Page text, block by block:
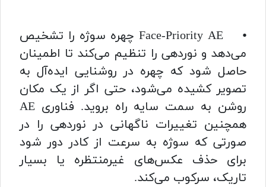
⦁ Face-Priority AE چهره سوژه را تشخیص
می‌دهد و نوردهی را تنظیم می‌کند تا اطمینان
حاصل شود که چهره در روشنایی ایده‌آل به
تصویر کشیده می‌شود، حتی اگر از یک مکان
روشن به سمت سایه راه بروید. فناوری AE
همچنین تغییرات ناگهانی در نوردهی را در
صورتی که سوژه به سرعت از کادر دور شود
برای حذف عکس‌های غیرمنتظره یا بسیار
تاریک، سرکوب می‌کند.